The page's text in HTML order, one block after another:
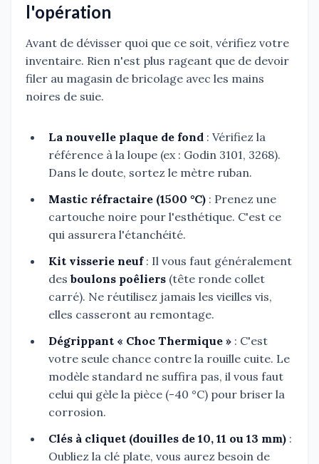
l'opération
Avant de dévisser quoi que ce soit, vérifiez votre
inventaire. Rien n'est plus rageant que de devoir
filer au magasin de bricolage avec les mains
noires de suie.
La nouvelle plaque de fond : Vérifiez la
référence à la loupe (ex : Godin 3101, 3268).
Dans le doute, sortez le mètre ruban.
Mastic réfractaire (1500 °C) : Prenez une
cartouche noire pour l'esthétique. C'est ce
qui assurera l'étanchéité.
Kit visserie neuf: Il vous faut généralement
des boulons poêliers (tête ronde collet
carré). Ne réutilisez jamais les vieilles vis,
elles casseront au remontage.
Dégrippant « Choc Thermique » : C'est
votre seule chance contre la rouille cuite. Le
modèle standard ne suffira pas, il vous faut
celui qui gèle la pièce (-40 °C) pour briser la
corrosion.
Clés à cliquet (douilles de 10, 11 ou 13 mm) :
Oubliez la clé plate, vous aurez besoin de